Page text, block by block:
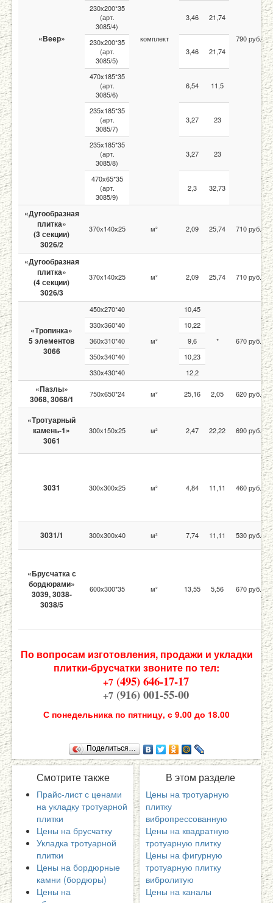
«Веер» комплект 790 руб.
230х200*35
(арт.
3085/4)
3,46 21,74
230х200*35
(арт.
3085/5)
3,46 21,74
470х185*35
(арт.
3085/6)
6,54 11,5
235х185*35
(арт.
3085/7)
3,27 23
235х185*35
(арт.
3085/8)
3,27 23
470х65*35
(арт.
3085/9)
2,3 32,73
«Дугообразная
плитка»
(3 секции)
3026/2
370х140х25 м² 2,09 25,74 710 руб.
«Дугообразная
плитка»
(4 секции)
3026/3
370х140х25 м² 2,09 25,74 710 руб.
«Тропинка»
5 элементов
3066
450х270*40
м²
10,45
* 670 руб.
330х360*40
10,22
360х310*40
9,6
350х340*40
10,23
330х430*40
12,2
«Пазлы»
3068, 3068/1
750х650*24 м² 25,16 2,05 620 руб.
«Тротуарный
камень-1»
3061
300х150х25 м² 2,47 22,22 690 руб.
3031 300х300х25 м² 4,84 11,11 460 руб.
3031/1 300х300х40 м² 7,74 11,11 530 руб.
«Брусчатка с
бордюрами»
3039, 3038-
3038/5
600х300*35 м² 13,55 5,56 670 руб.
По вопросам изготовления, продажи и укладки
плитки-брусчатки звоните по тел:
+7 (495) 646-17-17
+7 (916) 001-55-00
С понедельника по пятницу, с 9.00 до 18.00
Поделиться…
Смотритетакже
Прайс-лист с ценами
на укладку тротуарной
плитки
Цены на брусчатку
Укладка тротуарной
плитки
Цены на бордюрные
камни (бордюры)
Цены на
В этом разделе
Цены на тротуарную
плитку
вибропрессованную
Цены на квадратную
тротуарную плитку
Цены на фигурную
тротуарную плитку
вибролитую
Цены на каналы